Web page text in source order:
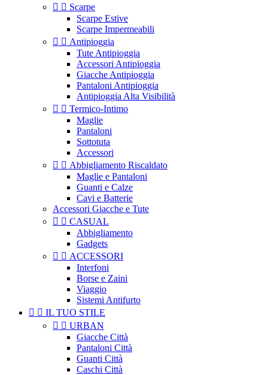
  Scarpe
Scarpe Estive
Scarpe Impermeabili
  Antipioggia
Tute Antipioggia
Accessori Antipioggia
Giacche Antipioggia
Pantaloni Antipioggia
Antipioggia Alta Visibilità
  Termico-Intimo
Maglie
Pantaloni
Sottotuta
Accessori
  Abbigliamento Riscaldato
Maglie e Pantaloni
Guanti e Calze
Cavi e Batterie
Accessori Giacche e Tute
  CASUAL
Abbigliamento
Gadgets
  ACCESSORI
Interfoni
Borse e Zaini
Viaggio
Sistemi Antifurto
  IL TUO STILE
  URBAN
Giacche Città
Pantaloni Città
Guanti Città
Caschi Città